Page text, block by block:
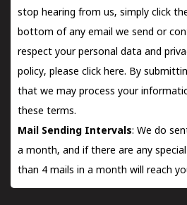
stop hearing from us, simply click
bottom of any email we send or
respect your personal data and
policy, please click here. By
that we may process your
these terms.
Mail Sending Intervals: We do
a month, and if there are any
than 4 mails in a month will reach